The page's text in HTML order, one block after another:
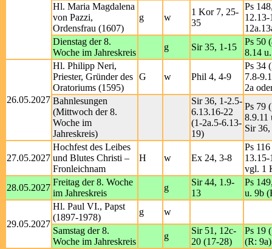
Hl. Maria Magdalena
von Pazzi,
Ordensfrau (1607)
g w
1 Kor 7, 25-
35
Ps
Dienstag der 8.
Woche im Jahreskreis
g Sir 35, 1-15
Ps 50
8.14
26.05.2027
Hl. Philipp Neri,
Priester, Gründer des
Oratoriums (1595)
G w Phil 4, 4-9
Ps 34
7.8-
2a
Bahnlesungen
(Mittwoch der 8.
Woche im
Jahreskreis)
Sir 36, 1-2.5-
6.13.16-22
(1-2a.5-6.13-
19)
Ps 79
8.9.11
Sir
27.05.2027
Hochfest des Leibes
und Blutes Christi –
Fronleichnam
H w Ex 24, 3-8
Ps
vgl. 1
28.05.2027
Freitag der 8. Woche
im Jahreskreis
g
Sir 44, 1.9-
13
Ps
u. 9b
29.05.2027
Hl. Paul VI., Papst
(1897-1978)
g
w
Samstag der 8.
Woche im Jahreskreis
g
Sir 51, 12c-
20 (17-28)
Ps 19
(R: 9a)